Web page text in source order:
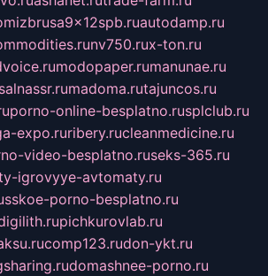
autodamp.ru
nv750.rux-ton.ru
modopaper.rumanunae.ru
madoma.rutajuncos.ru
porno-online-besplatno.rusplclub.ru
expo.ruribery.rucleanmedicine.ru
video-besplatno.ruseks-365.ru
igrovyye-avtomaty.ru
porno-besplatno.ru
pichkurovlab.ru
comp123.rudon-ykt.ru
domashnee-porno.ru